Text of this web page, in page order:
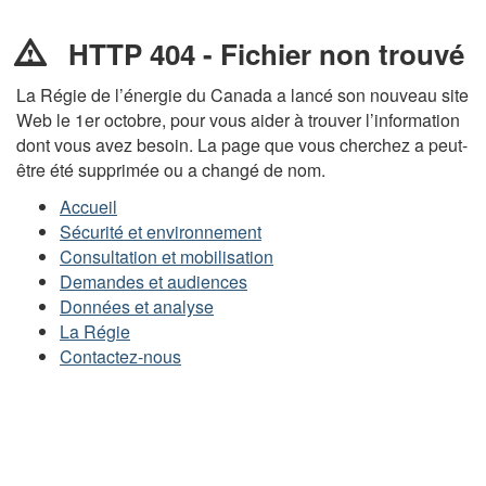
Fichier
non
trouvé
HTTP 404 - Fichier non trouvé
La Régie de l’énergie du Canada a lancé son nouveau site
Web le 1er octobre, pour vous aider à trouver l’information
dont vous avez besoin. La page que vous cherchez a peut-
être été supprimée ou a changé de nom.
Accueil
Sécurité et environnement
Consultation et mobilisation
Demandes et audiences
Données et analyse
La Régie
Contactez-nous